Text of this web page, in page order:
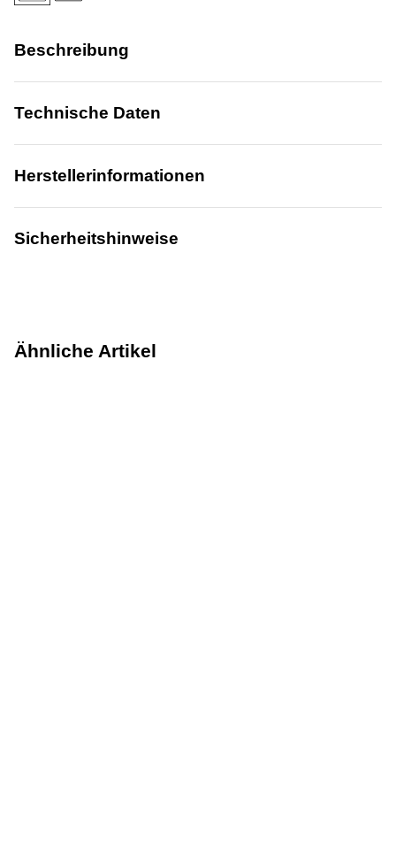
Beschreibung
Technische Daten
Herstellerinformationen
Sicherheitshinweise
Ähnliche Artikel